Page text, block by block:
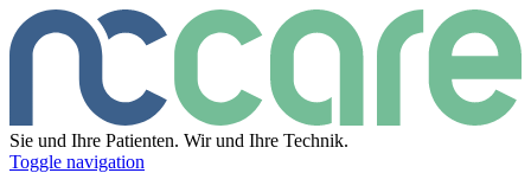
Sie und Ihre Patienten. Wir und Ihre Technik.
Toggle navigation